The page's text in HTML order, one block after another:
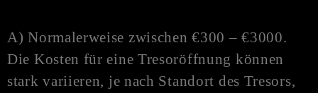
A) Normalerweise zwischen €300 – €3000.
Die Kosten für eine Tresoröffnung können
stark variieren, je nach Standort des Tresors,